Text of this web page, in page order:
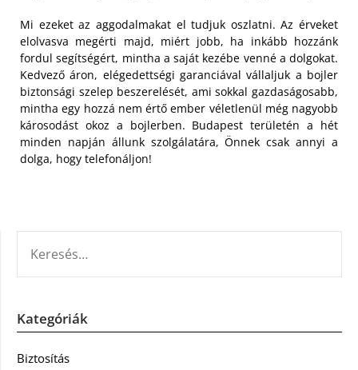
Mi ezeket az aggodalmakat el tudjuk oszlatni. Az érveket
elolvasva megérti majd, miért jobb, ha inkább hozzánk
fordul segítségért, mintha a saját kezébe venné a dolgokat.
Kedvező áron, elégedettségi garanciával vállaljuk a bojler
biztonsági szelep beszerelését, ami sokkal gazdaságosabb,
mintha egy hozzá nem értő ember véletlenül még nagyobb
károsodást okoz a bojlerben. Budapest területén a hét
minden napján állunk szolgálatára, Önnek csak annyi a
dolga, hogy telefonáljon!
Kategóriák
Biztosítás